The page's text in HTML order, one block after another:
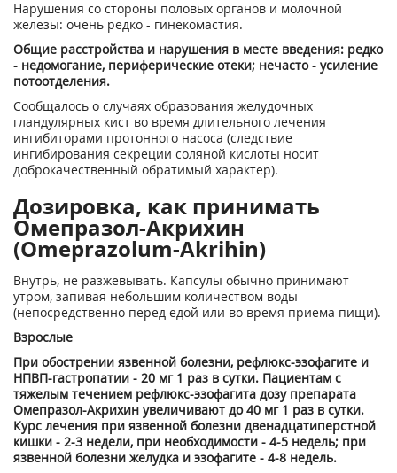
Нарушения со стороны половых органов и молочной
железы: очень редко - гинекомастия.
Общие расстройства и нарушения в месте введения: редко
- недомогание, периферические отеки; нечасто - усиление
потоотделения.
Сообщалось о случаях образования желудочных
гландулярных кист во время длительного лечения
ингибиторами протонного насоса (следствие
ингибирования секреции соляной кислоты носит
доброкачественный обратимый характер).
Дозировка, как принимать
Омепразол-Акрихин
(Omeprazolum-Akrihin)
Внутрь, не разжевывать. Капсулы обычно принимают
утром, запивая небольшим количеством воды
(непосредственно перед едой или во время приема пищи).
Взрослые
При обострении язвенной болезни, рефлюкс-эзофагите и
НПВП-гастропатии - 20 мг 1 раз в сутки. Пациентам с
тяжелым течением рефлюкс-эзофагита дозу препарата
Омепразол-Акрихин увеличивают до 40 мг 1 раз в сутки.
Курс лечения при язвенной болезни двенадцатиперстной
кишки - 2-3 недели, при необходимости - 4-5 недель; при
язвенной болезни желудка и эзофагите - 4-8 недель.